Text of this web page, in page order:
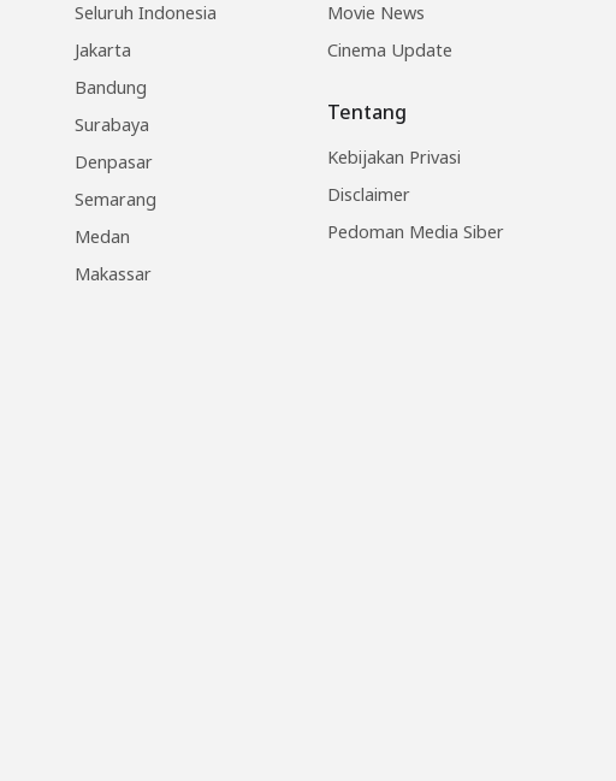
Seluruh Indonesia
Jakarta
Bandung
Surabaya
Denpasar
Semarang
Medan
Makassar
Movie News
Cinema Update
Tentang
Kebijakan Privasi
Disclaimer
Pedoman Media Siber